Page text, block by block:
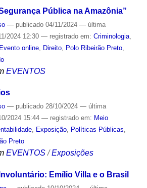
Pública na Amazônia”
— publicado04/11/2024 — última
2024 12:30 — registrado em: Criminologia,
Evento online, Direito, Polo Ribeirão Preto,
EVENTOS
— publicado28/10/2024 — última
2024 15:44 — registrado em: Meio
, Exposição, Políticas Públicas,
Preto
EVENTOS /Exposições
Emílio Villa e o Brasil